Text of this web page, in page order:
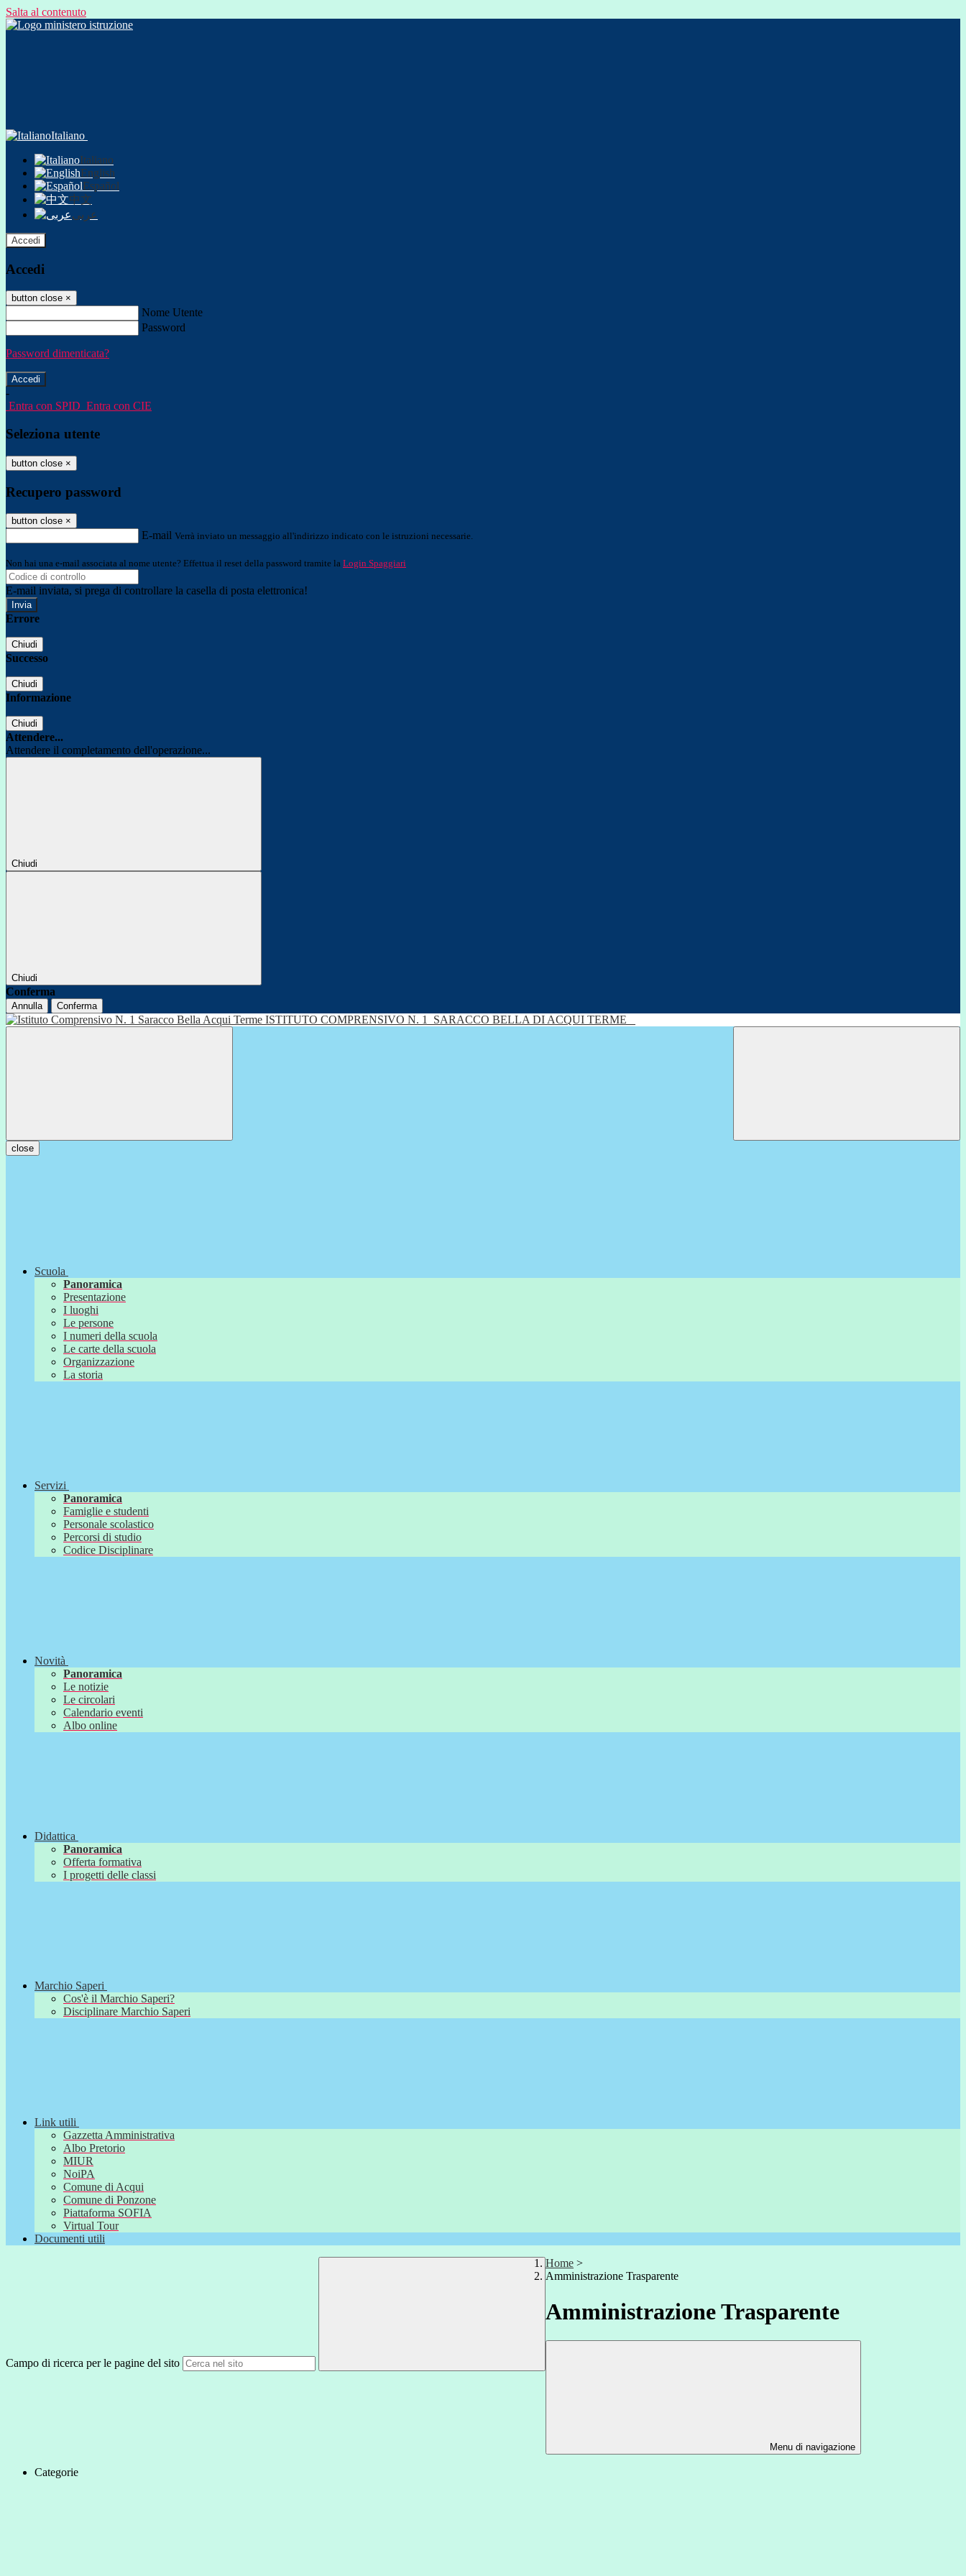
Salta al contenuto
Italiano
Italiano
English
Español
中文
عربى
Accedi
Accedi
button close ×
Nome Utente
Password
Password dimenticata?
-
Entra con SPID Entra con CIE
Seleziona utente
button close ×
Recupero password
button close ×
E-mail Verrà inviato un messaggio all'indirizzo indicato con le istruzioni necessarie.
Non hai una e-mail associata al nome utente? Effettua il reset della password tramite la Login Spaggiari
E-mail inviata, si prega di controllare la casella di posta elettronica!
Errore
Chiudi
Successo
Chiudi
Informazione
Chiudi
Attendere...
Attendere il completamento dell'operazione...
Chiudi
Chiudi
Conferma
Annulla Conferma
ISTITUTO COMPRENSIVO N. 1 SARACCO BELLA DI ACQUI TERME
close
Scuola
Panoramica
Presentazione
I luoghi
Le persone
I numeri della scuola
Le carte della scuola
Organizzazione
La storia
Servizi
Panoramica
Famiglie e studenti
Personale scolastico
Percorsi di studio
Codice Disciplinare
Novità
Panoramica
Le notizie
Le circolari
Calendario eventi
Albo online
Didattica
Panoramica
Offerta formativa
I progetti delle classi
Marchio Saperi
Cos'è il Marchio Saperi?
Disciplinare Marchio Saperi
Link utili
Gazzetta Amministrativa
Albo Pretorio
MIUR
NoiPA
Comune di Acqui
Comune di Ponzone
Piattaforma SOFIA
Virtual Tour
Documenti utili
Campo di ricerca per le pagine del sito
Home >
Amministrazione Trasparente
Amministrazione Trasparente
Menu di navigazione
Categorie